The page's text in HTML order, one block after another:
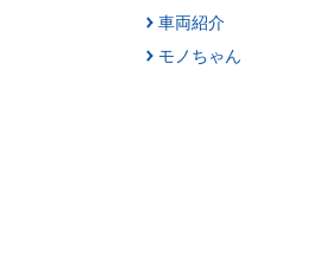
車両紹介
モノちゃん